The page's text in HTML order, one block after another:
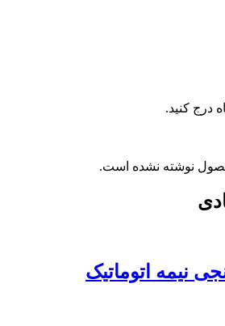
درج کنید.
نوشته نشده است.
نیمه اتوماتیک